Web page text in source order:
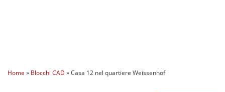
Home » Blocchi CAD »Casa 12 nel quartiere Weissenhof